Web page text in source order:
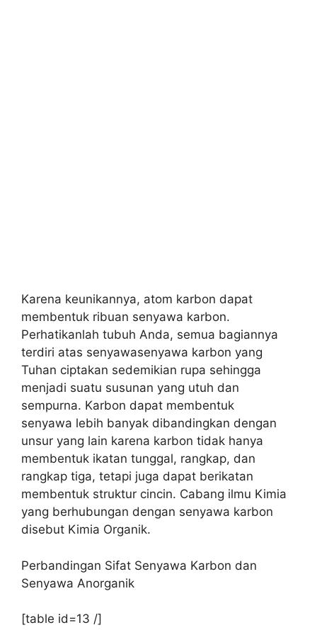
Karena keunikannya, atom karbon dapat
membentuk ribuan senyawa karbon.
Perhatikanlah tubuh Anda, semua bagiannya
terdiri atas senyawasenyawa karbon yang
Tuhan ciptakan sedemikian rupa sehingga
menjadi suatu susunan yang utuh dan
sempurna. Karbon dapat membentuk
senyawa lebih banyak dibandingkan dengan
unsur yang lain karena karbon tidak hanya
membentuk ikatan tunggal, rangkap, dan
rangkap tiga, tetapi juga dapat berikatan
membentuk struktur cincin. Cabang ilmu Kimia
yang berhubungan dengan senyawa karbon
disebut Kimia Organik.
Perbandingan Sifat Senyawa Karbon dan
Senyawa Anorganik
[table id=13 /]